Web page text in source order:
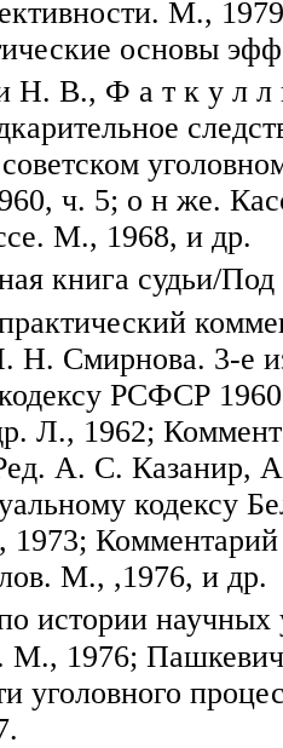
М.,
основы
Н. В., Ф а т к у л л
советском
ч. 5; о н же.
М., 1968, и др.
книга судьи/П
Смирнова. 3-е
РСФСР
Л., 1962;
А. С. Казанир,
кодексу
М., ,1976, и др.
истории
М., 1976;
уголовного